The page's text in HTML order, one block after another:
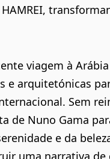
viagem à
e arquitetónicas
Sem
de Nuno Gama
e da
uma narrativa de